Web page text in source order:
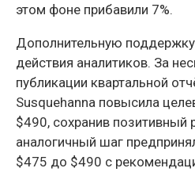
этом фоне прибавили 7%.
Дополнительную
действия аналитиков. За
публикации квартальной
Susquehanna повысила
$490, сохранив позитивный
аналогичный шаг
$475 до $490 с